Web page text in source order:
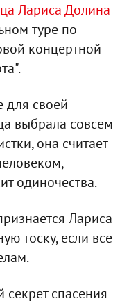
Лариса Долина
туре по
концертной
для своей
выбрала совсем
она считает
одиночества.
Лариса
тоску, если все
секрет спасения